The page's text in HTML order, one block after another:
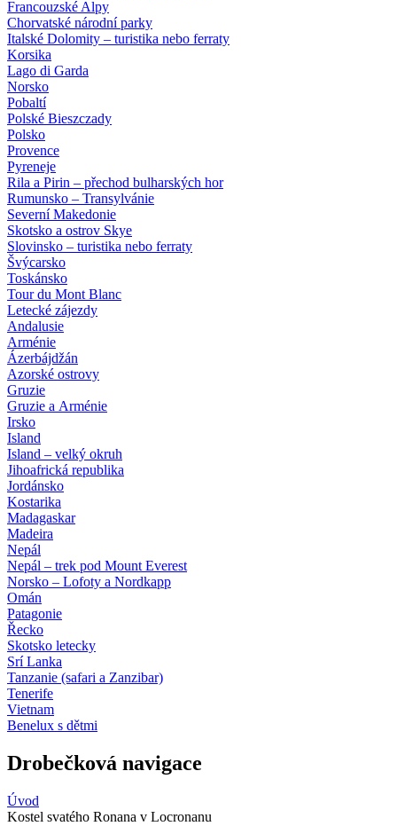
Francouzské Alpy
Chorvatské národní parky
Italské Dolomity – turistika nebo ferraty
Korsika
Lago di Garda
Norsko
Pobaltí
Polské Bieszczady
Polsko
Provence
Pyreneje
Rila a Pirin – přechod bulharských hor
Rumunsko – Transylvánie
Severní Makedonie
Skotsko a ostrov Skye
Slovinsko – turistika nebo ferraty
Švýcarsko
Toskánsko
Tour du Mont Blanc
Letecké zájezdy
Andalusie
Arménie
Ázerbájdžán
Azorské ostrovy
Gruzie
Gruzie a Arménie
Irsko
Island
Island – velký okruh
Jihoafrická republika
Jordánsko
Kostarika
Madagaskar
Madeira
Nepál
Nepál – trek pod Mount Everest
Norsko – Lofoty a Nordkapp
Omán
Patagonie
Řecko
Skotsko letecky
Srí Lanka
Tanzanie (safari a Zanzibar)
Tenerife
Vietnam
Benelux s dětmi
Drobečková navigace
Úvod
Kostel svatého Ronana v Locronanu